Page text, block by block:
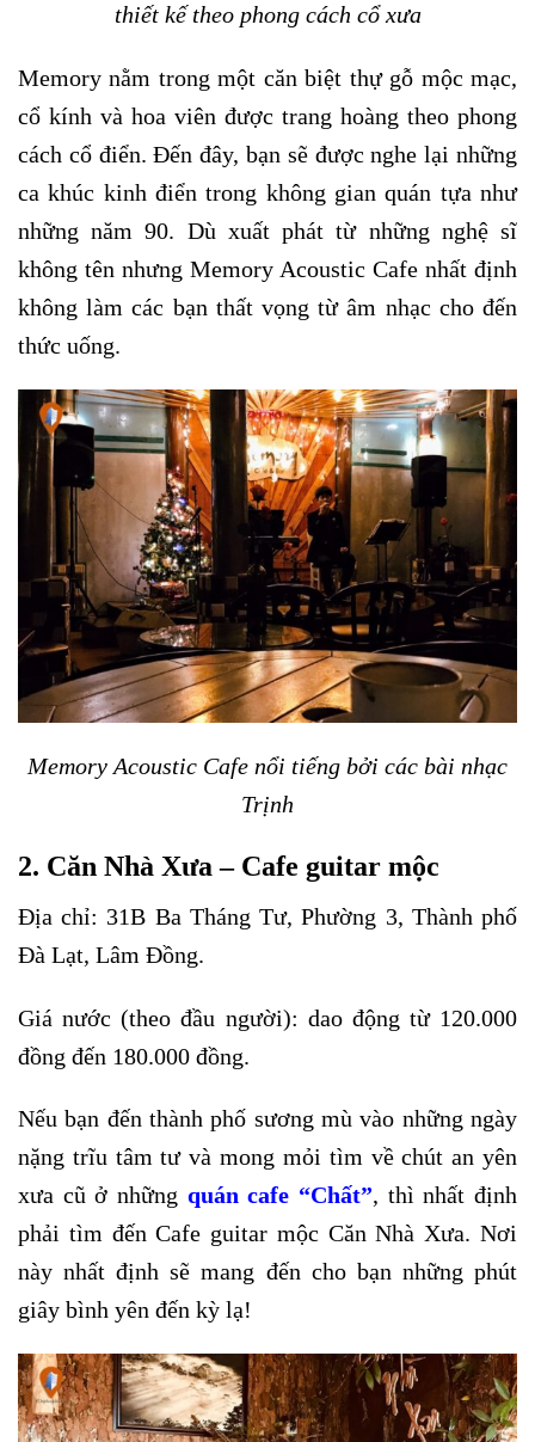
thiết kế theo phong cách cổ xưa
Memory nằm trong một căn biệt thự gỗ mộc mạc,
cổ kính và hoa viên được trang hoàng theo phong
cách cổ điển. Đến đây, bạn sẽ được nghe lại những
ca khúc kinh điển trong không gian quán tựa như
những năm 90. Dù xuất phát từ những nghệ sĩ
không tên nhưng Memory Acoustic Cafe nhất định
không làm các bạn thất vọng từ âm nhạc cho đến
thức uống.
Memory Acoustic Cafe nổi tiếng bởi các bài nhạc
Trịnh
2. Căn Nhà Xưa – Cafe guitar mộc
Địa chỉ: 31B Ba Tháng Tư, Phường 3, Thành phố
Đà Lạt, Lâm Đồng.
Giá nước (theo đầu người): dao động từ 120.000
đồng đến 180.000 đồng.
Nếu bạn đến thành phố sương mù vào những ngày
nặng trĩu tâm tư và mong mỏi tìm về chút an yên
xưa cũ ở những quán cafe “Chất”, thì nhất định
phải tìm đến Cafe guitar mộc Căn Nhà Xưa. Nơi
này nhất định sẽ mang đến cho bạn những phút
giây bình yên đến kỳ lạ!